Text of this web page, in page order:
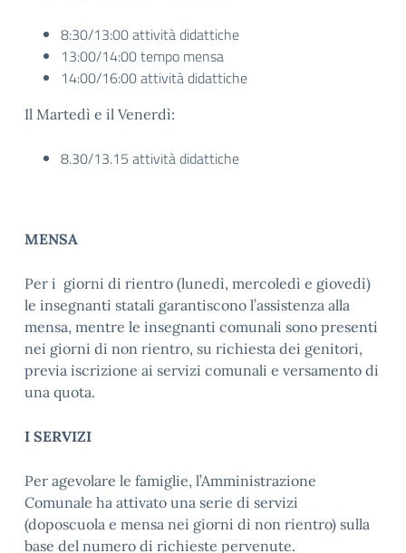
8:30/13:00 attività didattiche
13:00/14:00 tempo mensa
14:00/16:00 attività didattiche
Il Martedì e il Venerdì:
8.30/13.15 attività didattiche
MENSA
Per i giorni di rientro (lunedì, mercoledì e giovedì)
le insegnanti statali garantiscono l’assistenza alla
mensa, mentre le insegnanti comunali sono presenti
nei giorni di non rientro, su richiesta dei genitori,
previa iscrizione ai servizi comunali e versamento di
una quota.
I SERVIZI
Per agevolare le famiglie, l’Amministrazione
Comunale ha attivato una serie di servizi
(doposcuola e mensa nei giorni di non rientro) sulla
base del numero di richieste pervenute.